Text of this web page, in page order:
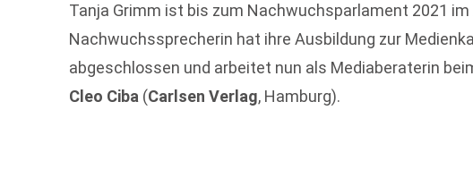
Tanja Grimm ist bis zum Nachwuchsparlament 2021 im
Nachwuchssprecherin hat ihre Ausbildung zur
abgeschlossen und arbeitet nun als Mediaberaterin
Cleo Ciba (Carlsen Verlag, Hamburg).